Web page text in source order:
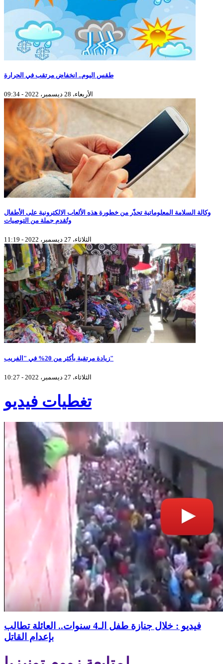
طقس اليوم.. انخفاض مرتقب في الحرارة
الأربعاء، 28 ديسمبر، 2022 - 09:34
وكالة السلامة المعلوماتية تحذّر من خطورة هذه الألعاب الالكترونية على الأطفال
وتُقدم جملة من التوصيات
الثلاثاء، 27 ديسمبر، 2022 - 11:19
زيادة مرتقبة بأكثر من 20% في "الفريب"
الثلاثاء، 27 ديسمبر، 2022 - 10:27
تغطيات فيديو
فيديو : خلال جنازة طفل الـ4 سنوات.. العائلة تطالب
بإعدام القاتل